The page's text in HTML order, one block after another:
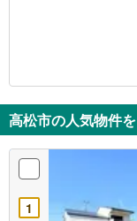
高松市の人気物件
1